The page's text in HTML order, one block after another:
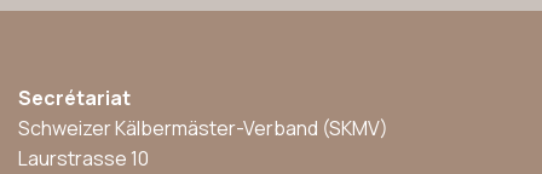
Secrétariat
Schweizer Kälbermäster-Verband (SKMV)
Laurstrasse 10